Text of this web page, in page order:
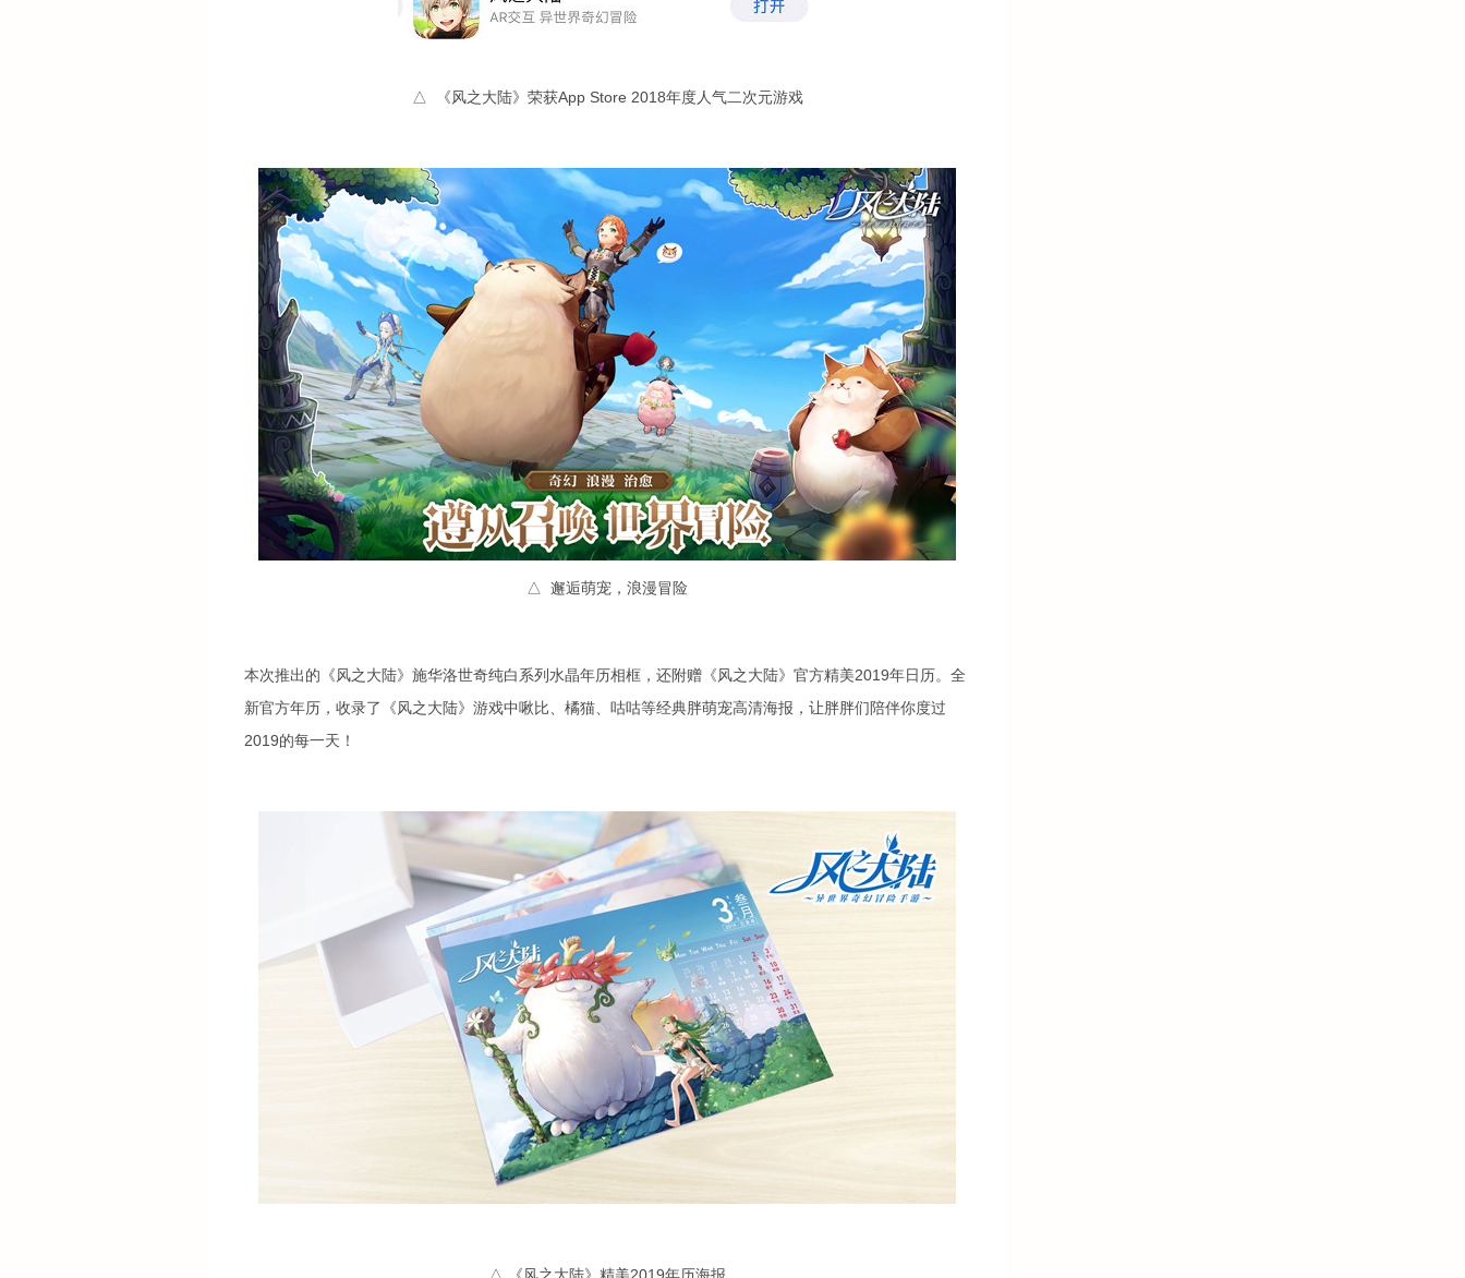
△ 《风之大陆》荣获App Store 2018年度人气二次元游戏
△ 邂逅萌宠，浪漫冒险
本次推出的《风之大陆》施华洛世奇纯白系列水晶年历相框，还附赠《风之大陆》官方精美2019年日历。全
新官方年历，收录了《风之大陆》游戏中啾比、橘猫、咕咕等经典胖萌宠高清海报，让胖胖们陪伴你度过
2019的每一天！